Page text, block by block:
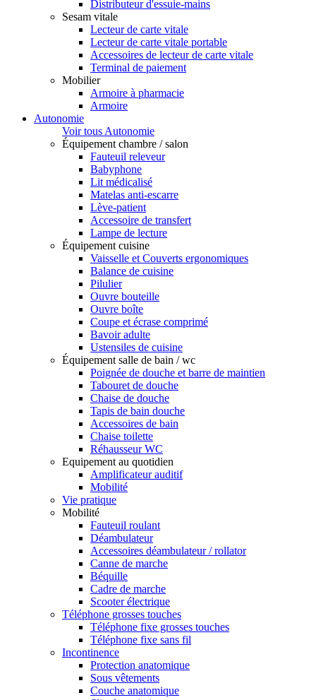
Distributeur d'essuie-mains
Sesam vitale
Lecteur de carte vitale
Lecteur de carte vitale portable
Accessoires de lecteur de carte vitale
Terminal de paiement
Mobilier
Armoire à pharmacie
Armoire
Autonomie
Voir tous Autonomie
Équipement chambre / salon
Fauteuil releveur
Babyphone
Lit médicalisé
Matelas anti-escarre
Lève-patient
Accessoire de transfert
Lampe de lecture
Équipement cuisine
Vaisselle et Couverts ergonomiques
Balance de cuisine
Pilulier
Ouvre bouteille
Ouvre boîte
Coupe et écrase comprimé
Bavoir adulte
Ustensiles de cuisine
Équipement salle de bain / wc
Poignée de douche et barre de maintien
Tabouret de douche
Chaise de douche
Tapis de bain douche
Accessoires de bain
Chaise toilette
Réhausseur WC
Equipement au quotidien
Amplificateur auditif
Mobilité
Vie pratique
Mobilité
Fauteuil roulant
Déambulateur
Accessoires déambulateur / rollator
Canne de marche
Béquille
Cadre de marche
Scooter électrique
Téléphone grosses touches
Téléphone fixe grosses touches
Téléphone fixe sans fil
Incontinence
Protection anatomique
Sous vêtements
Couche anatomique